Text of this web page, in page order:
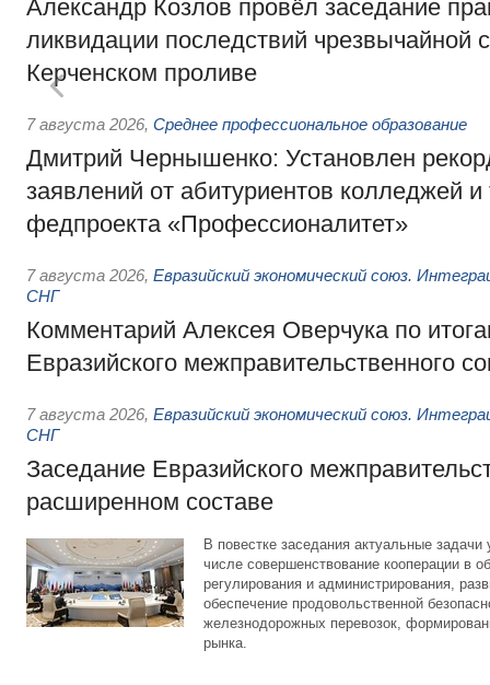
Александр Козлов провёл заседание
ликвидации последствий чрезвычайной
Керченском проливе
7 августа 2026, Среднее профессиональное образование
Дмитрий Чернышенко: Установлен
заявлений от абитуриентов колледжей и
федпроекта «Профессионалитет»
7 августа 2026, Евразийский экономический союз.
СНГ
Комментарий Алексея Оверчука по
Евразийского межправительственного
7 августа 2026, Евразийский экономический союз.
СНГ
Заседание Евразийского
расширенном составе
В повестке заседания актуальные задачи
числе совершенствование кооперации в
регулирования и администрирования,
обеспечение продовольственной
железнодорожных перевозок,
рынка.